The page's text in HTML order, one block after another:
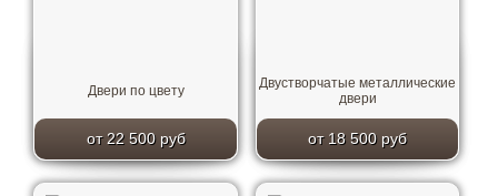
Двери по цвету
от 22 500 руб
Двустворчатые металлические
двери
от 18 500 руб